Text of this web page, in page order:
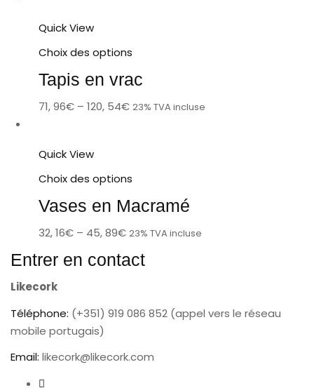
Quick View
Choix des options
Tapis en vrac
71, 96€ – 120, 54€ 23% TVA incluse
Quick View
Choix des options
Vases en Macramé
32, 16€ – 45, 89€ 23% TVA incluse
Entrer en contact
Likecork
Téléphone: (+351) 919 086 852 (appel vers le réseau
mobile portugais)
Email: likecork@likecork.com